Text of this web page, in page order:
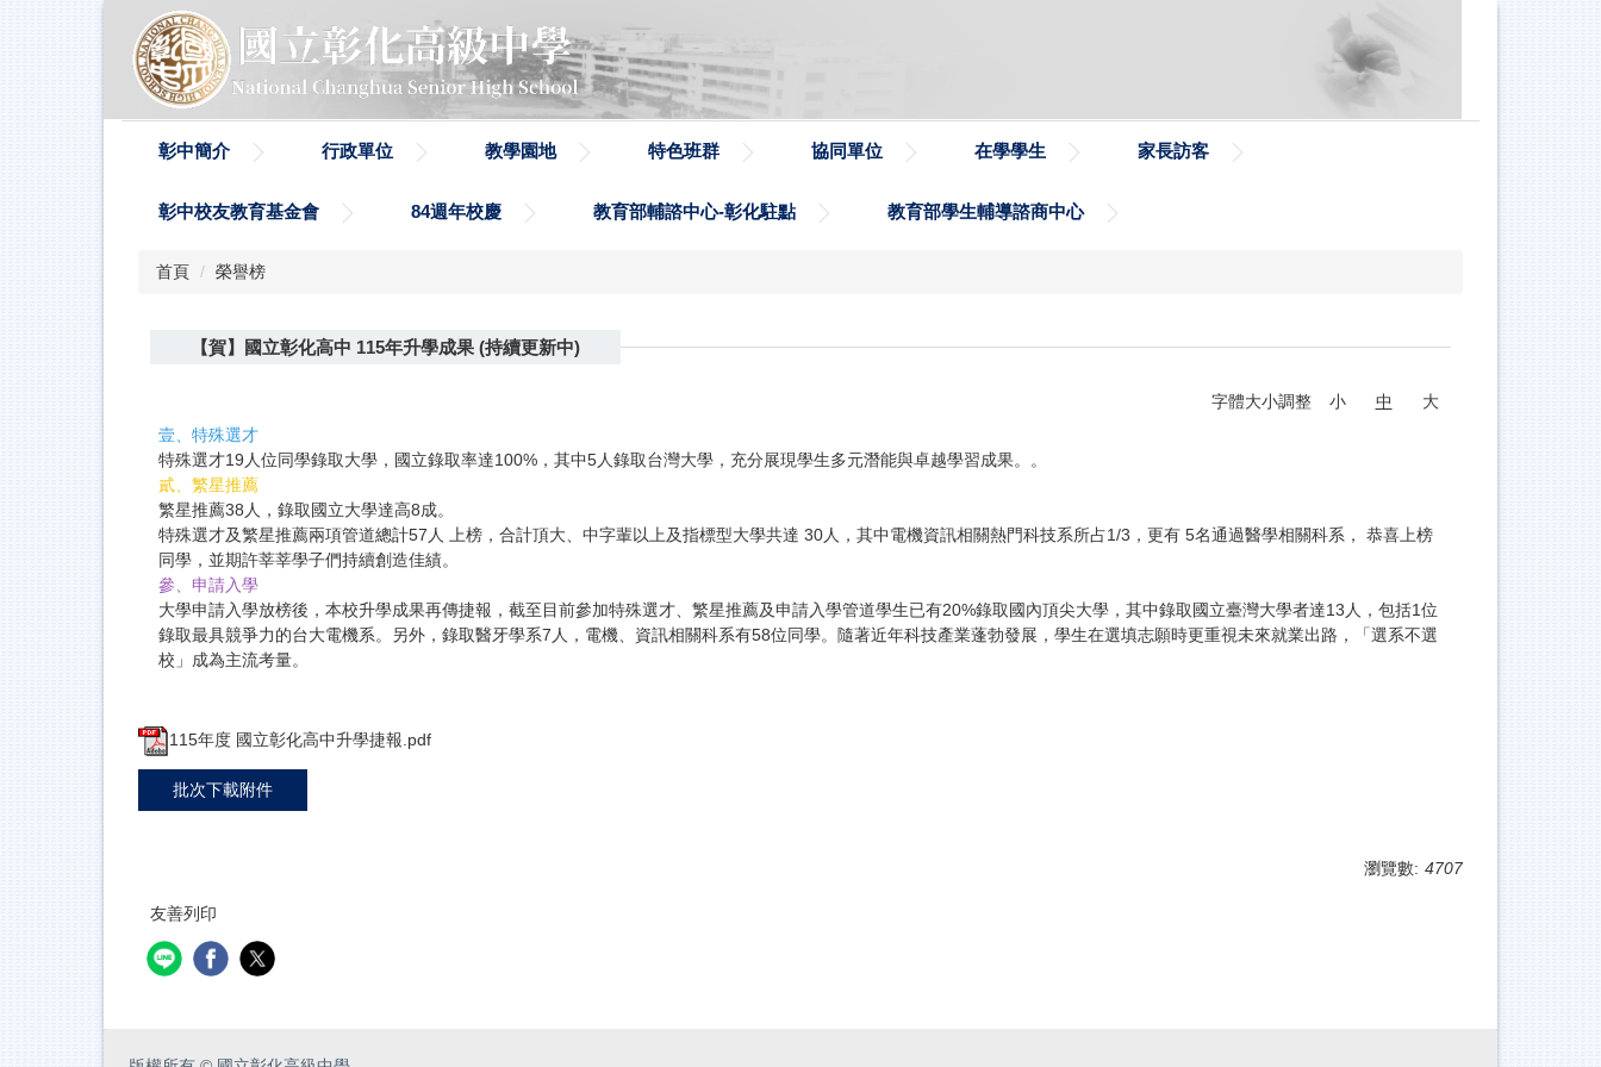
彰中簡介 行政單位 教學園地 特色班群 協同單位 在學學生 家長訪客
彰中校友教育基金會 84週年校慶 教育部輔諮中心-彰化駐點 教育部學生輔導諮商中心
首頁 榮譽榜
【賀】國立彰化高中 115年升學成果 (持續更新中)
字體大小調整 小 中
大
壹、特殊選才
特殊選才19人位同學錄取大學，國立錄取率達100%，其中5人錄取台灣大學，充分展現學生多元潛能與卓越學習成果。。
貳、繁星推薦
繁星推薦38人，錄取國立大學達高8成。
特殊選才及繁星推薦兩項管道總計57人 上榜，合計頂大、中字輩以上及指標型大學共達 30人，其中電機資訊相關熱門科技系所占1/3，更有 5名通過醫學相關科系， 恭喜上榜
同學，並期許莘莘學子們持續創造佳績。
參、申請入學
大學申請入學放榜後，本校升學成果再傳捷報，截至目前參加特殊選才、繁星推薦及申請入學管道學生已有20%錄取國內頂尖大學，其中錄取國立臺灣大學者達13人，包括1位
錄取最具競爭力的台大電機系。另外，錄取醫牙學系7人，電機、資訊相關科系有58位同學。隨著近年科技產業蓬勃發展，學生在選填志願時更重視未來就業出路，「選系不選
校」成為主流考量。
115年度 國立彰化高中升學捷報.pdf
批次下載附件
瀏覽數: 4707
友善列印